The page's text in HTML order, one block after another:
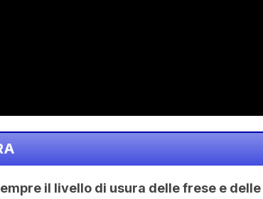
il livello di usura delle frese e delle